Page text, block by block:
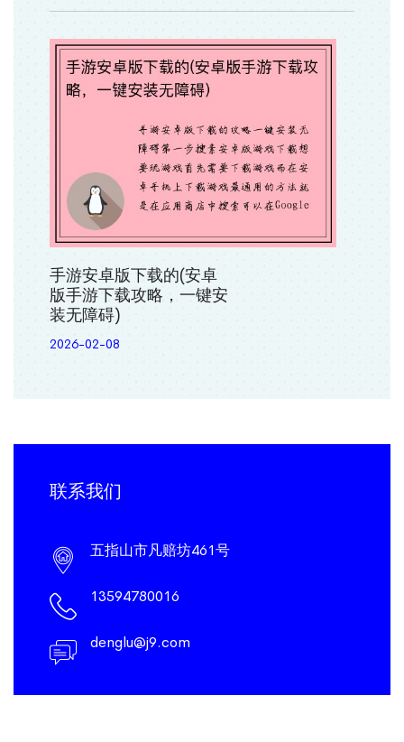
手游安卓版下载的(安卓
版手游下载攻略，一键安
装无障碍)
2026-02-08
联系我们
五指山市凡赔坊461号
13594780016
denglu@j9.com